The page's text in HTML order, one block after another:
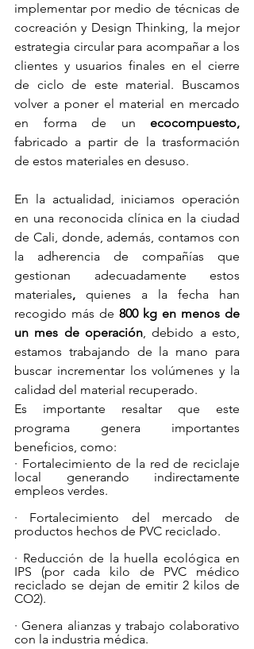
implementar por medio de técnicas de
cocreación y Design Thinking, la mejor
estrategia circular para acompañar a los
clientes y usuarios finales en el cierre
de ciclo de este material. Buscamos
volver a poner el material en mercado
en forma de un ecocompuesto,
fabricado a partir de la trasformación
de estos materiales en desuso.
En la actualidad, iniciamos operación
en una reconocida clínica en la ciudad
de Cali, donde, además, contamos con
la adherencia de compañías que
gestionan adecuadamente estos
materiales, quienes a la fecha han
recogido más de 800 kg en menos de
un mes de operación, debido a esto,
estamos trabajando de la mano para
buscar incrementar los volúmenes y la
calidad del material recuperado.
Es importante resaltar que este
programa genera importantes
beneficios, como:
· Fortalecimiento de la red de reciclaje
local generando indirectamente
empleos verdes.
· Fortalecimiento del mercado de
productos hechos de PVC reciclado.
· Reducción de la huella ecológica en
IPS (por cada kilo de PVC médico
reciclado se dejan de emitir 2 kilos de
CO2).
· Genera alianzas y trabajo colaborativo
con la industria médica.